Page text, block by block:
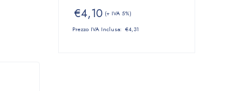
€4,10 (+ IVA 5%)
Prezzo IVA Inclusa: €4,31